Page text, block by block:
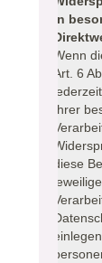
in
Wenn
Art. 6
Ihrer
diese